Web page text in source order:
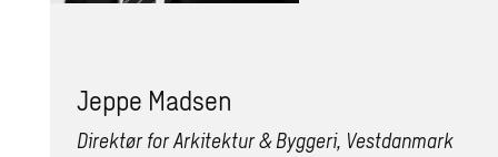
Jeppe Mad­sen
Direktør for Arkitektur & Byggeri, Vestdanmark